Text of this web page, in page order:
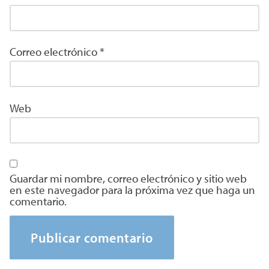
Correo electrónico*
Web
Guardar mi nombre, correo electrónico y sitio web
en este navegador para la próxima vez que haga un
comentario.